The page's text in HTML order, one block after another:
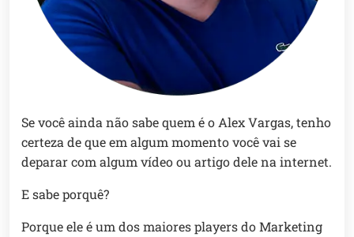
Se você ainda não sabe quem é o Alex Vargas, tenho
certeza de que em algum momento você vai se
deparar com algum vídeo ou artigo dele na internet.
E sabe porquê?
Porque ele é um dos maiores players do Marketing